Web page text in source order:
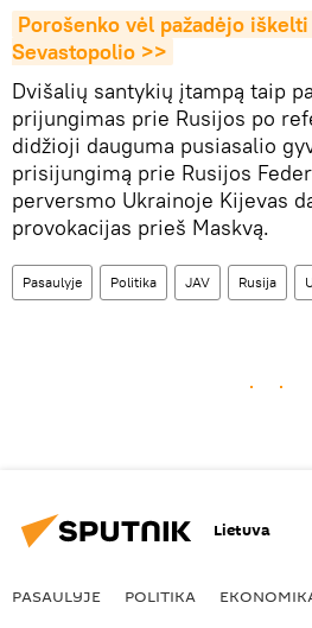
Porošenko vėl pažadėjo
Sevastopolio >>
Dvišalių santykių įtampą taip
prijungimas prie Rusijos po
didžioji dauguma pusiasalio
prisijungimą prie Rusijos
perversmo Ukrainoje Kijevas
provokacijas prieš Maskvą.
Pasaulyje Politika JAV Rusija
Lietuva
PASAULYJE POLITIKA